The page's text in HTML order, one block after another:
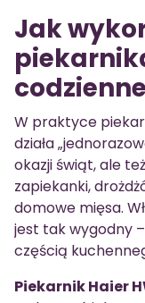
Jak
W praktyce
działa
okazji świąt, ale
zapiekanki,
domowe mięsa.
jest tak wygodny
częścią
Piekarnik Haier